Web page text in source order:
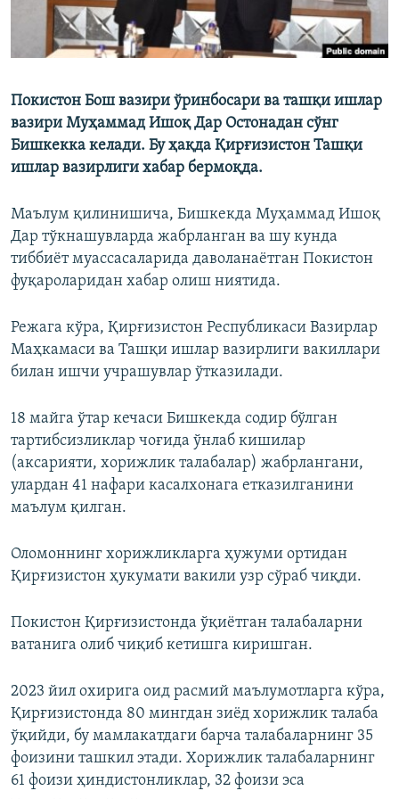
Покистон Бош вазири ўринбосари ва ташқи ишлар
вазири Муҳаммад Ишоқ Дар Остонадан сўнг
Бишкекка келади. Бу ҳақда Қирғизистон Ташқи
ишлар вазирлиги хабар бермоқда.
Маълум қилинишичa, Бишкекда Муҳаммад Ишоқ
Дар тўкнашувларда жабрланган ва шу кунда
тиббиёт муассасаларида даволанаётган Покистон
фуқароларидан хабар олиш ниятида.
Режага кўра, Қирғизистон Республикаси Вазирлар
Маҳкамаси ва Ташқи ишлар вазирлиги вакиллари
билан ишчи учрашувлар ўтказилади.
18 майга ўтар кечаси Бишкекда содир бўлган
тартибсизликлар чоғида ўнлаб кишилар
(аксарияти, хорижлик талабалар) жабрлангани,
улардан 41 нафари касалхонага етказилганини
маълум қилган.
Оломоннинг хорижликларга ҳужуми ортидан
Қирғизистон ҳукумати вакили узр сўраб чиқди.
Покистон Қирғизистонда ўқиётган талабаларни
ватанига олиб чиқиб кетишга киришган.
2023 йил охирига оид расмий маълумотларга кўра,
Қирғизистонда 80 мингдан зиёд хорижлик талаба
ўқийди, бу мамлакатдаги барча талабаларнинг 35
фоизини ташкил этади. Хорижлик талабаларнинг
61 фоизи ҳиндистонликлар, 32 фоизи эса